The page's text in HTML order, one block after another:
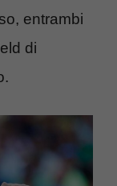
entrambi
di